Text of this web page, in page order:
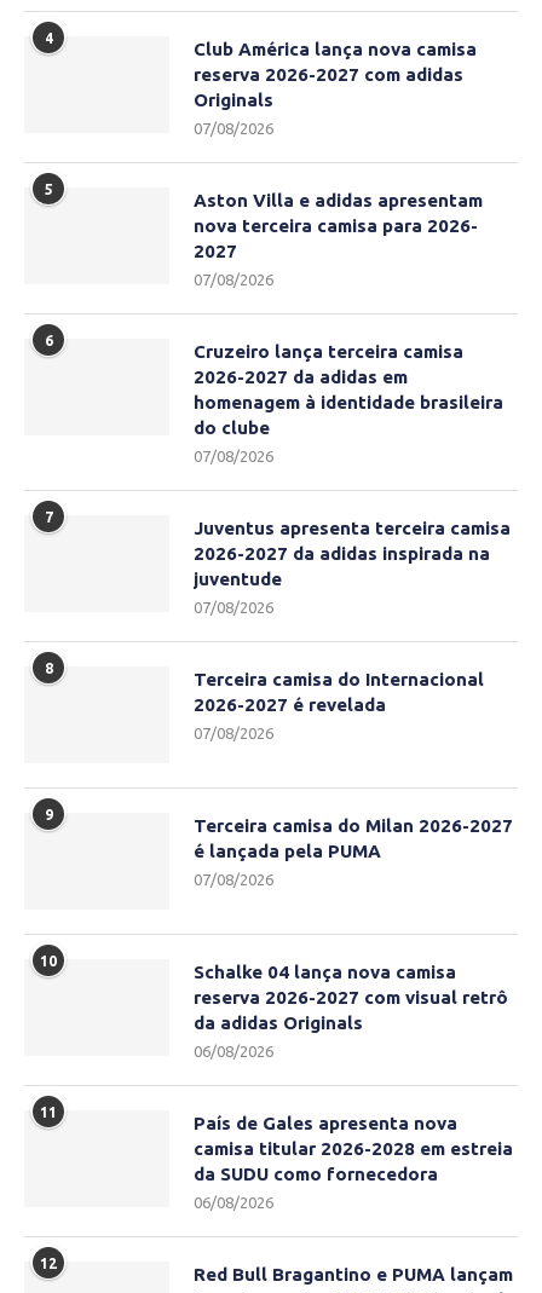
4
Club América lança nova camisa
reserva 2026-2027 com adidas
Originals
07/08/2026
5
Aston Villa e adidas apresentam
nova terceira camisa para 2026-
2027
07/08/2026
6
Cruzeiro lança terceira camisa
2026-2027 da adidas em
homenagem à identidade brasileira
do clube
07/08/2026
7
Juventus apresenta terceira camisa
2026-2027 da adidas inspirada na
juventude
07/08/2026
8
Terceira camisa do Internacional
2026-2027 é revelada
07/08/2026
9
Terceira camisa do Milan 2026-2027
é lançada pela PUMA
07/08/2026
10
Schalke 04 lança nova camisa
reserva 2026-2027 com visual retrô
da adidas Originals
06/08/2026
11
País de Gales apresenta nova
camisa titular 2026-2028 em estreia
da SUDU como fornecedora
06/08/2026
12
Red Bull Bragantino e PUMA lançam